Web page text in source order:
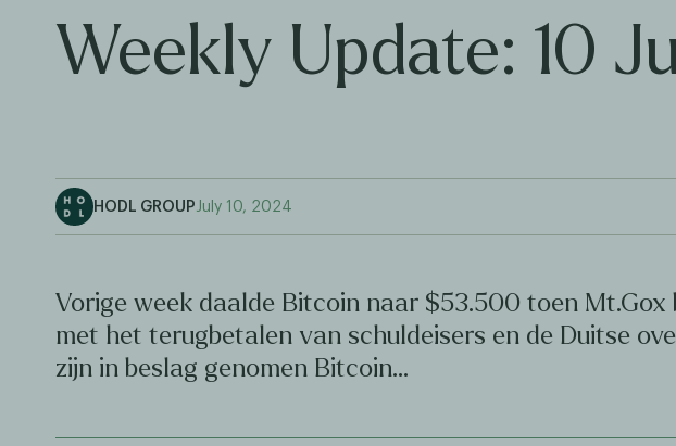
Weekly Update: 10
HODL GROUP July 10, 2024
Vorige week daalde Bitcoin naar $53.500 toen Mt.Gox
met het terugbetalen van schuldeisers en de Duitse
zijn in beslag genomen Bitcoin…